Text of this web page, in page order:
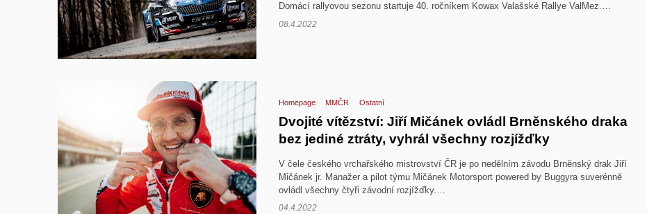
Domácí rallyovou sezonu startuje 40. ročníkem Kowax Valašské Rallye ValMez.…
08.4.2022
Homepage MMČR Ostatní
Dvojité vítězství: Jiří Mičánek ovládl Brněnského draka
bez jediné ztráty, vyhrál všechny rozjížďky
V čele českého vrchařského mistrovství ČR je po nedělním závodu Brněnský drak Jiří
Mičánek jr. Manažer a pilot týmu Mičánek Motorsport powered by Buggyra suverénně
ovládl všechny čtyři závodní rozjížďky.…
04.4.2022